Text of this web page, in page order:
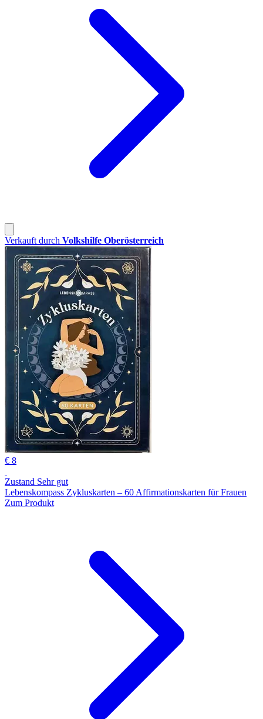
Verkauft durch Volkshilfe Oberösterreich
€ 8
Zustand Sehr gut
Lebenskompass Zykluskarten – 60 Affirmationskarten für Frauen
Zum Produkt